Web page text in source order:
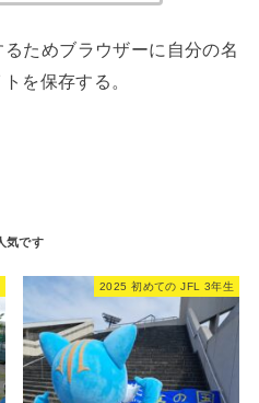
ためブラウザーに自分の名
を保存する。
2025 初めての JFL 3年生